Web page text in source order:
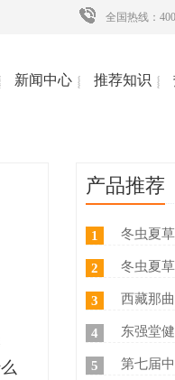
全国热线：
新闻中心 推荐知识
产品推荐
1 冬虫夏
2 冬虫夏草
3 西藏那曲冬虫夏草
4 东强堂健康科
5 第七届中国购物中